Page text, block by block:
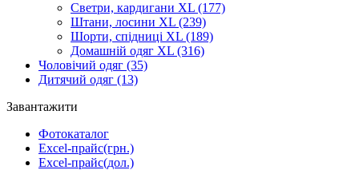
Светри, кардигани XL (177)
Штани, лосини XL (239)
Шорти, спідниці XL (189)
Домашній одяг XL (316)
Чоловічий одяг (35)
Дитячий одяг (13)
Завантажити
Фотокаталог
Excel-прайс(грн.)
Excel-прайс(дол.)